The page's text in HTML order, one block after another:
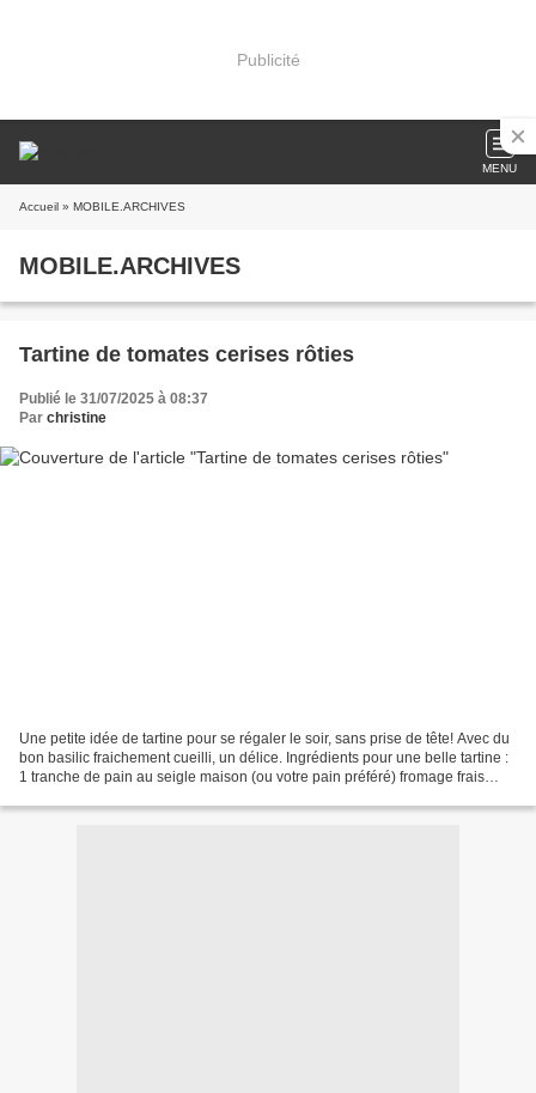
Publicité
MENU
Accueil » MOBILE.ARCHIVES
MOBILE.ARCHIVES
Tartine de tomates cerises rôties
Publié le 31/07/2025 à 08:37
Par christine
Une petite idée de tartine pour se régaler le soir, sans prise de tête! Avec du
bon basilic fraichement cueilli, un délice. Ingrédients pour une belle tartine :
1 tranche de pain au seigle maison (ou votre pain préféré) fromage frais